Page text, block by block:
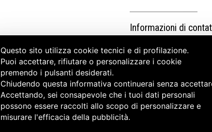
Informazioni di
Questo sito utilizza cookie tecnici e di profilazione.
Puoi accettare, rifiutare o personalizzare i cookie
premendo i pulsanti desiderati.
Chiudendo questa informativa continuerai senza
Accettando, sei consapevole che i tuoi dati personali
possono essere raccolti allo scopo di personalizzare e
misurare l'efficacia della pubblicità.